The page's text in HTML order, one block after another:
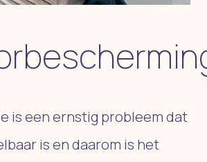
is een ernstig probleem dat
is en daarom is het